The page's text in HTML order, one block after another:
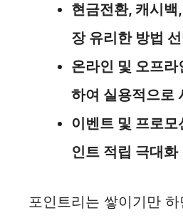
현금전환, 캐시
장 유리한 방법
온라인 및 오프
하여 실용적으로
이벤트 및 프로
인트 적립 극대화
포인트리는 쌓이기만